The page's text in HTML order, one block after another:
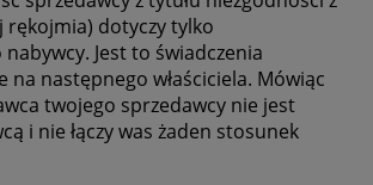
rękojmia) dotyczy tylko
Jest to świadczenia
na następnego właściciela. Mówiąc
twojego sprzedawcy nie jest
i nie łączy was żaden stosunek